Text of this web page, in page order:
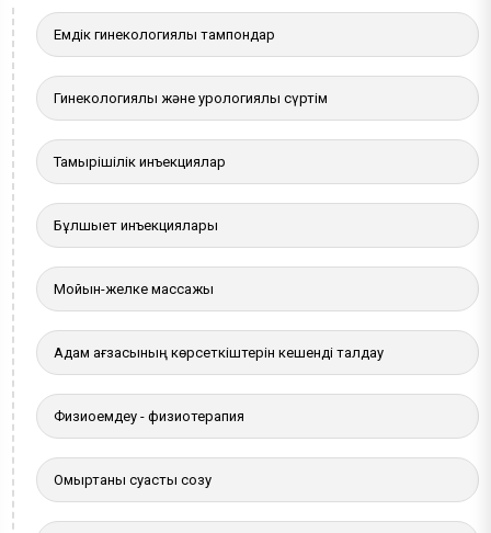
Емдік гинекологиялық тампондар
Гинекологиялық және урологиялық сүртім
Тамырішілік инъекциялар
Бұлшықет инъекциялары
Мойын-желке массажы
Адам ағзасының көрсеткіштерін кешенді талдау
Физиоемдеу - физиотерапия
Омыртқаны суасты созу